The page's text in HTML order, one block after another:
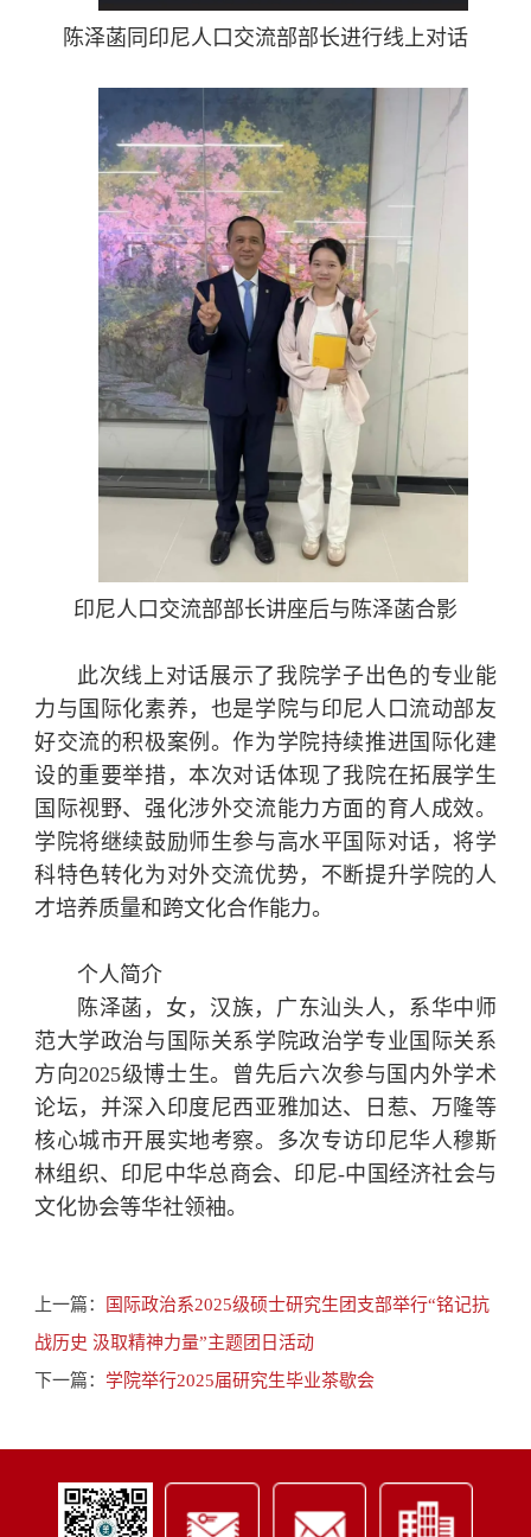
陈泽菡同印尼人口交流部部长进行线上对话
印尼人口交流部部长讲座后与陈泽菡合影
此次线上对话展示了我院学子出色的专业能
力与国际化素养，也是学院与印尼人口流动部友
好交流的积极案例。作为学院持续推进国际化建
设的重要举措，本次对话体现了我院在拓展学生
国际视野、强化涉外交流能力方面的育人成效。
学院将继续鼓励师生参与高水平国际对话，将学
科特色转化为对外交流优势，不断提升学院的人
才培养质量和跨文化合作能力。
个人简介
陈泽菡，女，汉族，广东汕头人，系华中师
范大学政治与国际关系学院政治学专业国际关系
方向2025级博士生。曾先后六次参与国内外学术
论坛，并深入印度尼西亚雅加达、日惹、万隆等
核心城市开展实地考察。多次专访印尼华人穆斯
林组织、印尼中华总商会、印尼-中国经济社会与
文化协会等华社领袖。
上一篇：
国际政治系2025级硕士研究生团支部举行“铭记抗
战历史 汲取精神力量”主题团日活动
下一篇： 学院举行2025届研究生毕业茶歇会